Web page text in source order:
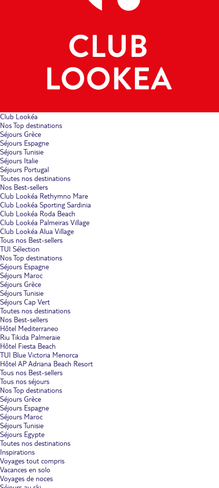
Club Lookéa
Nos Top destinations
Séjours Grèce
Séjours Espagne
Séjours Tunisie
Séjours Italie
Séjours Portugal
Toutes nos destinations
Nos Best-sellers
Club Lookéa Rethymno Mare
Club Lookéa Sporting Sardinia
Club Lookéa Roda Beach
Club Lookéa Palmeiras Village
Club Lookéa Alua Village
Tous nos Best-sellers
TUI Sélection
Nos Top destinations
Séjours Espagne
Séjours Maroc
Séjours Grèce
Séjours Tunisie
Séjours Cap Vert
Toutes nos destinations
Nos Best-sellers
Hôtel Mediterraneo
Riu Tikida Palmeraie
Hôtel Fiesta Beach
TUI Blue Victoria Menorca
Hôtel AP Adriana Beach Resort
Tous nos Best-sellers
Tous nos séjours
Nos Top destinations
Séjours Grèce
Séjours Espagne
Séjours Maroc
Séjours Tunisie
Séjours Egypte
Toutes nos destinations
Inspirations
Voyages tout compris
Vacances en solo
Voyages de noces